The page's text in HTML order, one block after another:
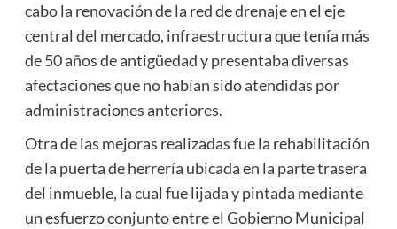
cabo la renovación de la red de drenaje en el eje
central del mercado, infraestructura que tenía más
de 50 años de antigüedad y presentaba diversas
afectaciones que no habían sido atendidas por
administraciones anteriores.
Otra de las mejoras realizadas fue la rehabilitación
de la puerta de herrería ubicada en la parte trasera
del inmueble, la cual fue lijada y pintada mediante
un esfuerzo conjunto entre el Gobierno Municipal